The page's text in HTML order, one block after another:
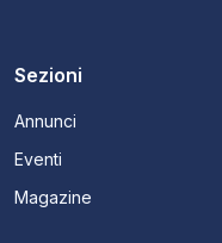
Sezioni
Annunci
Eventi
Magazine